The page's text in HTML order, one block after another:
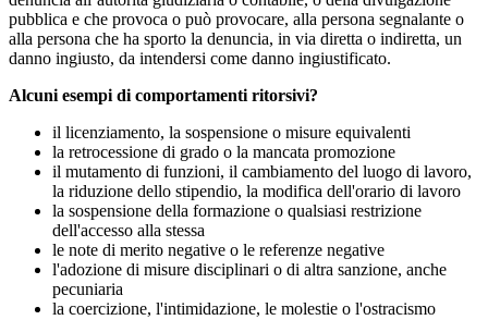
pubblica e che provoca o può provocare, alla persona segnalante o
alla persona che ha sporto la denuncia, in via diretta o indiretta, un
danno ingiusto, da intendersi come danno ingiustificato.
Alcuni esempi di comportamenti ritorsivi?
il licenziamento, la sospensione o misure equivalenti
la retrocessione di grado o la mancata promozione
il mutamento di funzioni, il cambiamento del luogo di lavoro,
la riduzione dello stipendio, la modifica dell'orario di lavoro
la sospensione della formazione o qualsiasi restrizione
dell'accesso alla stessa
le note di merito negative o le referenze negative
l'adozione di misure disciplinari o di altra sanzione, anche
pecuniaria
la coercizione, l'intimidazione, le molestie o l'ostracismo